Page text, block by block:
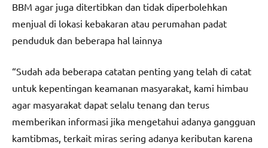
BBM agar juga ditertibkan dan tidak diperbolehkan
menjual di lokasi kebakaran atau perumahan padat
penduduk dan beberapa hal lainnya
“Sudah ada beberapa catatan penting yang telah di catat
untuk kepentingan keamanan masyarakat, kami himbau
agar masyarakat dapat selalu tenang dan terus
memberikan informasi jika mengetahui adanya gangguan
kamtibmas, terkait miras sering adanya keributan karena